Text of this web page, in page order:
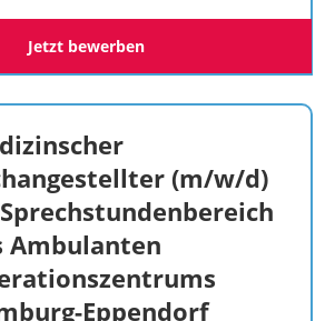
Jetzt bewerben
(m/w/d)
Ambulanten
Eppendorf